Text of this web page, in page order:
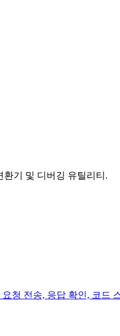
기 및 디버깅 유틸리티.
청 전송, 응답 확인, 코드